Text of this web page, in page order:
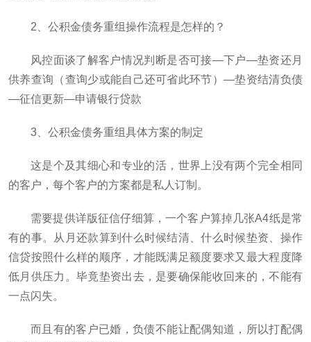
2、公积金债务重组操作流程是怎样的？
风控面谈了解客户情况判断是否可接—下户—垫资还月
供养查询（查询少或能自己还可省此环节）—垫资结清负债
—征信更新—申请银行贷款
3、公积金债务重组具体方案的制定
这是个及其细心和专业的活，世界上没有两个完全相同
的客户，每个客户的方案都是私人订制。
需要提供详版征信仔细算，一个客户算掉几张A4纸是常
有的事。从月还款算到什么时候结清、什么时候垫资、操作
信贷按照什么样的顺序，才能既满足额度要求又最大程度降
低月供压力。毕竟垫资出去，是要确保能收回来的，不能有
一点闪失。
而且有的客户已婚，负债不能让配偶知道，所以打配偶